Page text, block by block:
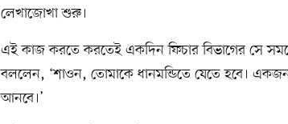
লেখাজোখা শুরু।
এই কাজ করতে করতেই একদিন ফিচার বিভাগের সে
বললেন, ‘শাওন, তোমাকে ধানমন্ডিতে যেতে হবে।
আনবে।’